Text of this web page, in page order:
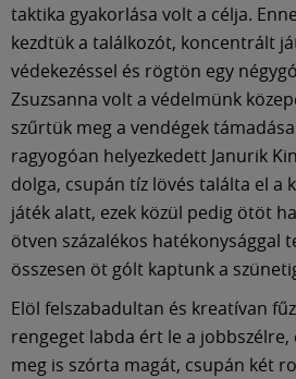
taktika gyakorlása volt a célja.
kezdtük a találkozót, koncentrált
védekezéssel és rögtön egy
Zsuzsanna volt a védelmünk
szűrtük meg a vendégek
ragyogóan helyezkedett Janurik
dolga, csupán tíz lövés találta el a
játék alatt, ezek közül pedig ötöt
ötven százalékos hatékonysággal
összesen öt gólt kaptunk a
Elöl felszabadultan és kreatívan
rengeget labda ért le a jobbszélre,
meg is szórta magát, csupán két
Múzeum
English